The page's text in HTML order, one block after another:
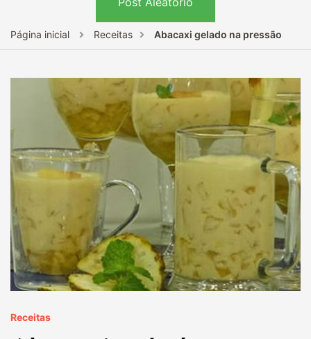
Página inicial Receitas Abacaxi gelado na pressão
Receitas